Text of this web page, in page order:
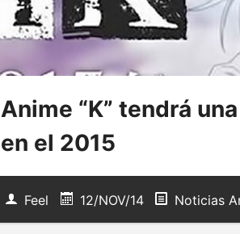
Anime “K” tendrá
en el 2015
Feel 12/NOV/14 Noticias